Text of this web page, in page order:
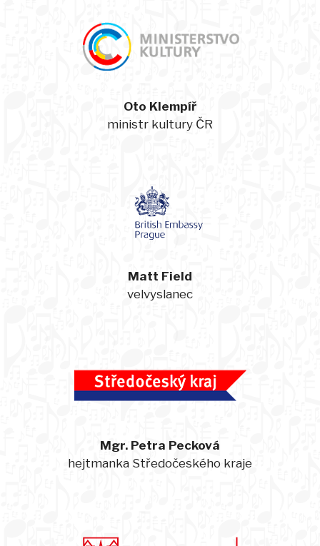
Oto Klempíř
ministr kultury ČR
Matt Field
velvyslanec
Mgr. Petra Pecková
hejtmanka Středočeského kraje